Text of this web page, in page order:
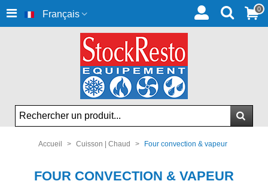
Français 0
Accueil > Cuisson | Chaud > Four convection & vapeur
FOUR CONVECTION & VAPEUR